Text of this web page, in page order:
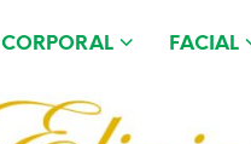
CORPORAL FACIAL